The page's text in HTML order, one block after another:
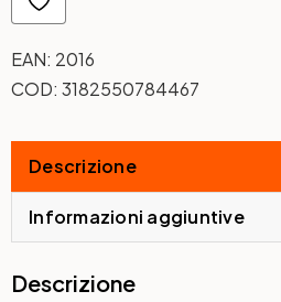
EAN: 2016
COD: 3182550784467
Descrizione
Informazioni aggiuntive
Descrizione